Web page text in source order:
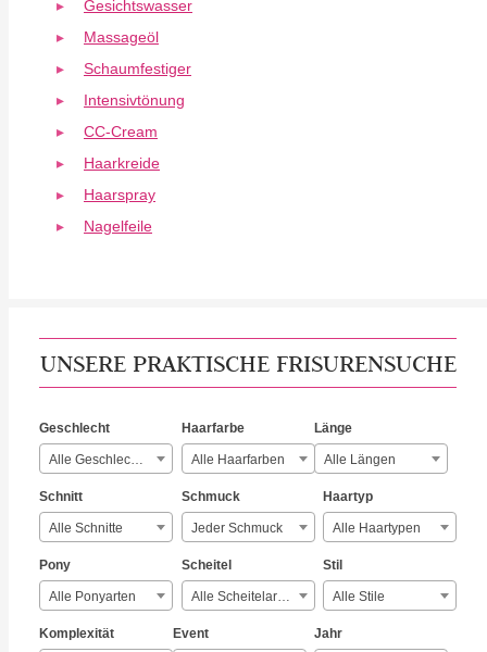
Gesichtswasser
Massageöl
Schaumfestiger
Intensivtönung
CC-Cream
Haarkreide
Haarspray
Nagelfeile
UNSERE PRAKTISCHE FRISURENSUCHE
Geschlecht
Alle Geschlechter
Haarfarbe
Alle Haarfarben
Länge
Alle Längen
Schnitt
Alle Schnitte
Schmuck
Jeder Schmuck
Haartyp
Alle Haartypen
Pony
Alle Ponyarten
Scheitel
Alle Scheitelarten
Stil
Alle Stile
Komplexität Event Jahr